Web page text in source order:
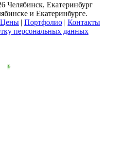
Челябинск, Екатеринбург
и Екатеринбурге.
Цены | Портфолио | Контакты
персональных данных